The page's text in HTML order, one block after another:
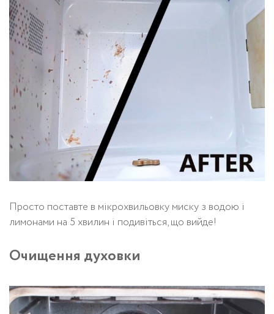
Просто поставте в мікрохвильовку миску з водою і
лимонами на 5 хвилин і подивіться, що вийде!
Очищення духовки